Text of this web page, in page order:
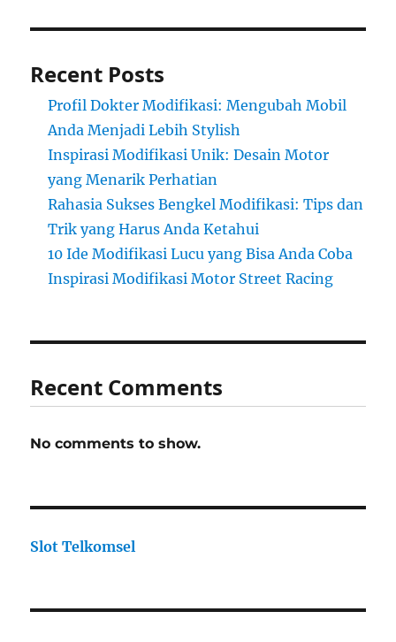
Recent Posts
Profil Dokter Modifikasi: Mengubah Mobil
Anda Menjadi Lebih Stylish
Inspirasi Modifikasi Unik: Desain Motor
yang Menarik Perhatian
Rahasia Sukses Bengkel Modifikasi: Tips dan
Trik yang Harus Anda Ketahui
10 Ide Modifikasi Lucu yang Bisa Anda Coba
Inspirasi Modifikasi Motor Street Racing
Recent Comments
No comments to show.
Slot Telkomsel